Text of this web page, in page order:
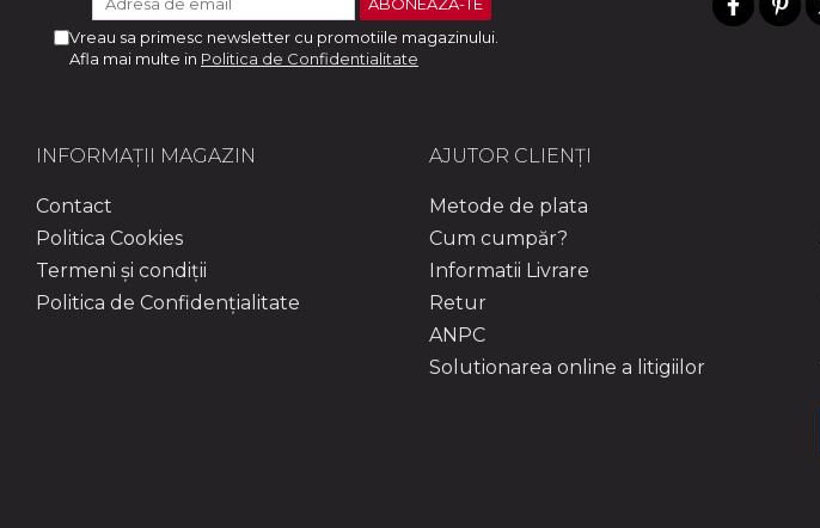
Vreau sa primesc newsletter cu promotiile magazinului.
Afla mai multe in Politica de Confidentialitate
INFORMAȚII MAGAZIN
Contact
Politica Cookies
Termeni și condiții
Politica de Confidențialitate
AJUTOR CLIENȚI
Metode de plata
Cum cumpăr?
Informatii Livrare
Retur
ANPC
Solutionarea online a litigiilor